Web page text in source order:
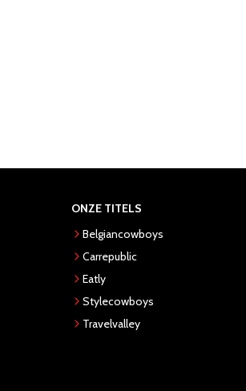
ONZE TITELS
Belgiancowboys
Carrepublic
Eatly
Stylecowboys
Travelvalley